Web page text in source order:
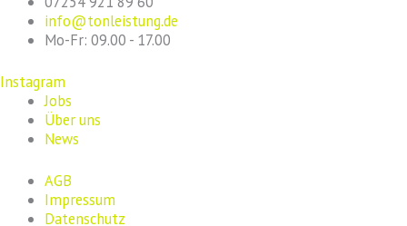
info@tonleistung.de
Mo-Fr: 09.00 - 17.00
Instagram
Jobs
Über uns
News
AGB
Impressum
Datenschutz